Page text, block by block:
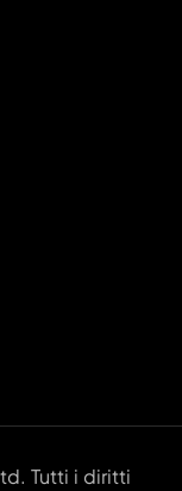
Tutti i diritti